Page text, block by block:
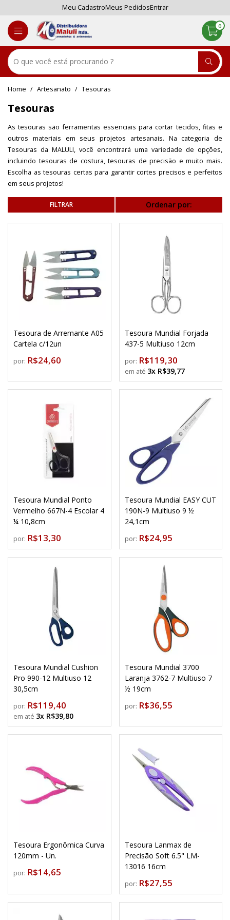
Meu CadastroMeus PedidosEntrar
0
Artesanato Tesouras
Tesouras
As tesouras são ferramentas essenciais para cortar tecidos, fitas e
outros materiais em seus projetos artesanais. Na categoria de
Tesouras da MALULI, você encontrará uma variedade de opções,
incluindo tesouras de costura, tesouras de precisão e muito mais.
Escolha as tesouras certas para garantir cortes precisos e perfeitos
em seus projetos!
Ordenar por:
Tesoura de Arremante A05
Cartela c/12un
por: R$24,60
Tesoura Mundial Forjada
437-5 Multiuso 12cm
por: R$119,30
3x R$39,77
Tesoura Mundial Ponto
Vermelho 667N-4 Escolar 4
¼ 10,8cm
por: R$13,30
Tesoura Mundial EASY CUT
190N-9 Multiuso 9 ½
24,1cm
por: R$24,95
Tesoura Mundial Cushion
Pro 990-12 Multiuso 12
30,5cm
por: R$119,40
3x R$39,80
Tesoura Mundial 3700
Laranja 3762-7 Multiuso 7
½ 19cm
por: R$36,55
Tesoura Ergonômica Curva
120mm - Un.
por: R$14,65
Tesoura Lanmax de
Precisão Soft 6.5" LM-
13016 16cm
por: R$27,55